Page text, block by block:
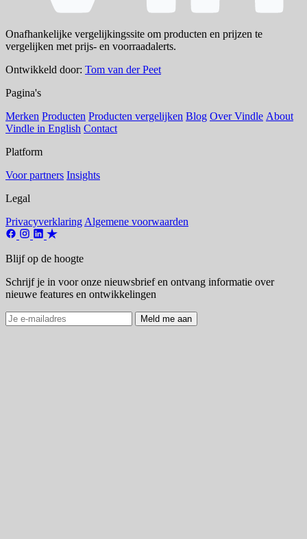
Onafhankelijke vergelijkingssite om producten en prijzen te
vergelijken met prijs- en voorraadalerts.
Ontwikkeld door: Tom van der Peet
Pagina's
Merken Producten Producten vergelijken Blog Over Vindle About
Vindle in English Contact
Platform
Voor partners Insights
Legal
Privacyverklaring Algemene voorwaarden
Blijf op de hoogte
Schrijf je in voor onze nieuwsbrief en ontvang informatie over
nieuwe features en ontwikkelingen
Meld me aan